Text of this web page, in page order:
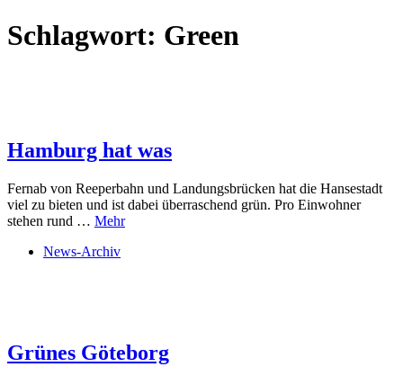
Schlagwort: Green
Hamburg hat was
Fernab von Reeperbahn und Landungsbrücken hat die Hansestadt
viel zu bieten und ist dabei überraschend grün. Pro Einwohner
stehen rund … Mehr
News-Archiv
Grünes Göteborg